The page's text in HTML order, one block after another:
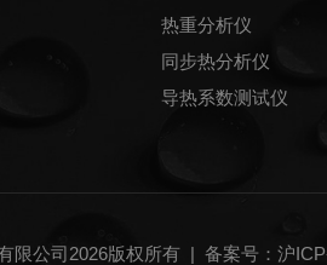
热重分析仪
同步热分析仪
导热系数测试仪
限公司2026版权所有 | 备案号：沪